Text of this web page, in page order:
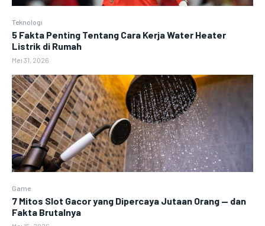
Teknologi
5 Fakta Penting Tentang Cara Kerja Water Heater
Listrik di Rumah
Mei 31, 2026
Game
7 Mitos Slot Gacor yang Dipercaya Jutaan Orang — dan
Fakta Brutalnya